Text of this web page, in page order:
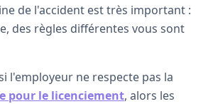
de l'accident est très important :
des règles différentes vous sont
l'employeur ne respecte pas la
pour le licenciement, alors les